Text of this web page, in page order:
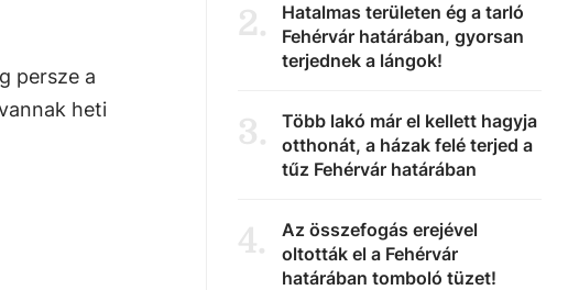
persze a
heti
2.
Hatalmas területen ég a tarló
Fehérvár határában, gyorsan
terjednek a lángok!
3.
Több lakó már el kellett hagyja
otthonát, a házak felé terjed a
tűz Fehérvár határában
4.
Az összefogás erejével
oltották el a Fehérvár
határában tomboló tüzet!